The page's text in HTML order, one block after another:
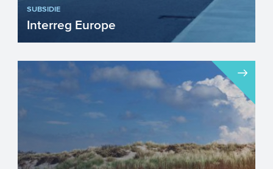
SUBSIDIE
Interreg Europe
Interreg Europe ondersteunt overheden
bij het verbeteren van het beleid, de
bijbehorende instrumente...